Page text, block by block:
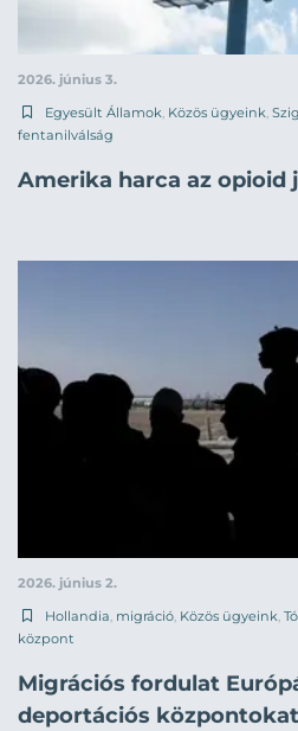
2026. június 3.
Egyesült Államok, Közös ügyeink,
fentanilválság
Amerika harca az opioid
2026. június 2.
Hollandia, migráció, Közös ügyeink,
központ
Migrációs fordulat
deportációs